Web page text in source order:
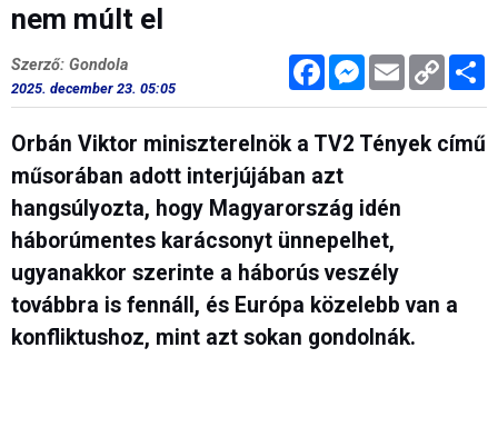
nem múlt el
FacebookMessenger
Email Copy
Link
Szerző: Gondola
2025. december 23. 05:05
Orbán Viktor miniszterelnök a TV2 Tények című
műsorában adott interjújában azt
hangsúlyozta, hogy Magyarország idén
háborúmentes karácsonyt ünnepelhet,
ugyanakkor szerinte a háborús veszély
továbbra is fennáll, és Európa közelebb van a
konfliktushoz, mint azt sokan gondolnák.